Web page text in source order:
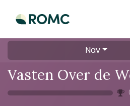
Nav
Vasten Over de